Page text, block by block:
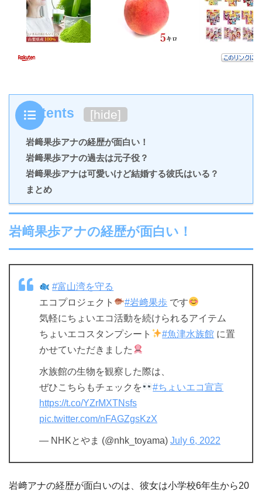
Contents [hide]
岩﨑果歩アナの経歴が面白い！
岩﨑果歩アナの過去は元子役？
岩﨑果歩アナは可愛いけど結婚する彼氏はいる？
まとめ
岩﨑果歩アナの経歴が面白い！
#富山湾を守る
エコプロジェクト
#岩﨑果歩 です
気軽にちょいエコ活動を続けられるアイテム
ちょいエコスタンプシート
#魚津水族館 に置
かせていただきました
水族館の生物を観察した際は、
ぜひこちらもチェックを
#ちょいエコ宣言
https://t.co/YZrMXTNsfs
pic.twitter.com/nFAGZgsKzX
— NHKとやま (@nhk_toyama) July 6, 2022
岩﨑アナの経歴が面白いのは、彼女は小学校6年生から20